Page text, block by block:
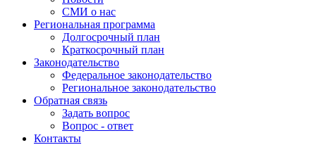
СМИ о нас
Региональная программа
Долгосрочный план
Краткосрочный план
Законодательство
Федеральное законодательство
Региональное законодательство
Обратная связь
Задать вопрос
Вопрос - ответ
Контакты